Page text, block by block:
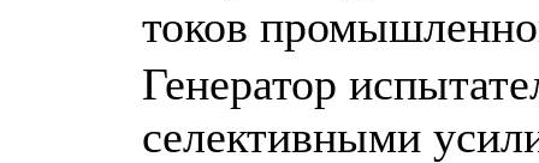
токов
Генератор
селективными